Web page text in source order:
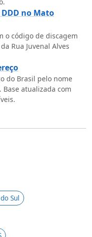
no Mato
o código de discagem
Rua Juvenal Alves
do Brasil pelo nome
atualizada com
Sul